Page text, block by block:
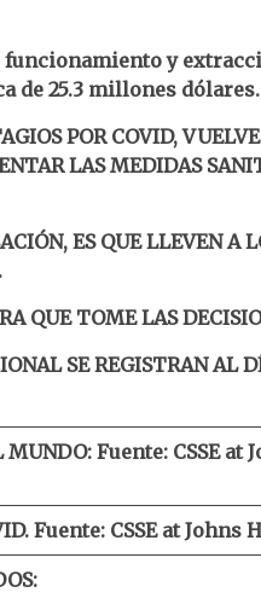
y
de 25.3 millones dólares.
POR COVID,
LAS MEDIDAS
ES QUE LLEVEN A
QUE TOME LAS
SE REGISTRAN AL
MUNDO:Fuente: CSSE at
Fuente: CSSE at Johns